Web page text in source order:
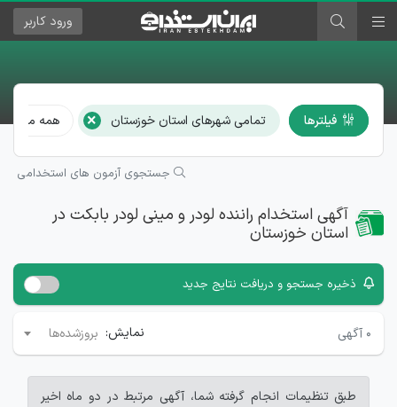
ورود کاربر
فیلترها تمامی شهرهای استان خوزستان × همه مشاغل
جستجوی آزمون های استخدامی
آگهی استخدام راننده لودر و مینی لودر بابکت در
استان خوزستان
ذخیره جستجو و دریافت نتایج جدید
۰ آگهی نمایش: بروزشده‌ها
طبق تنظیمات انجام گرفته شما، آگهی مرتبط در دو ماه اخیر